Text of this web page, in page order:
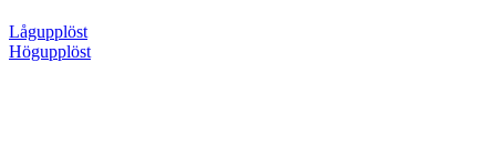
Lågupplöst
Högupplöst